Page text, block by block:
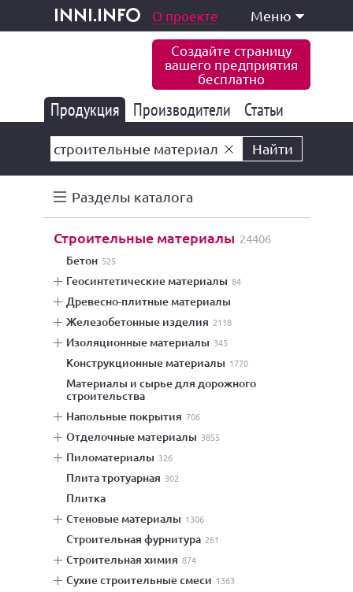
inni.info
и услуги О проекте Меню
Создайте страницу
вашего предприятия
бесплатно
Продукция 177 849
Производители 6 778
Статьи
Найти
Разделы каталога
строительные материалы 24406
бетон 525
геосинтетические материалы 84
древесно-плитные материалы
железобетонные изделия 2118
изоляционные материалы 345
конструкционные материалы 1770
материалы и сырье для дорожного
строительства
напольные покрытия 706
отделочные материалы 3855
пиломатериалы 326
плита тротуарная 302
плитка
стеновые материалы 1306
строительная фурнитура 261
строительная химия 874
сухие строительные смеси 1363